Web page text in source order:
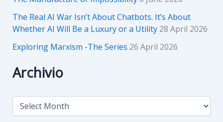
The Real AI War Isn’t About Chatbots. It’s About
Whether AI Will Be a Luxury or a Utility 28 April 2026
Exploring Marxism -The Series 26 April 2026
Archivio
A